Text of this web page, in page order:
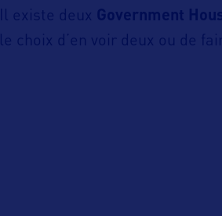
Il existe deux Government
le choix d’en voir deux ou de